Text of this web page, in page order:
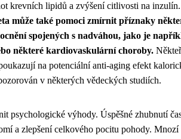
krevních lipidů a zvýšení citlivosti na inzulín.
může také pomoci zmírnit příznaky
spojených s nadváhou, jako je
některé kardiovaskulární choroby.
na potenciální anti-aging efekt
v některých vědeckých studiích.
psychologické výhody. Úspěšné zhubnutí
a zlepšení celkového pocitu pohody. Mnozí